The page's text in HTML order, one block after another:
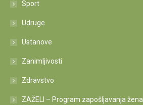
Sport
Udruge
Ustanove
Zanimljivosti
Zdravstvo
ZAŽELI – Program zapošljavanja žena